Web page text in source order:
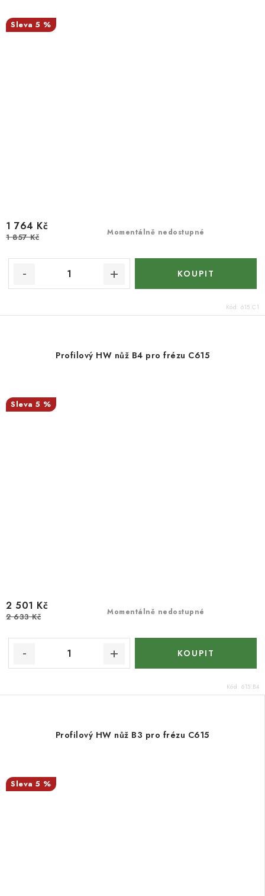
5 %
Momentálně nedostupné
1 764 Kč
1 857 Kč
Kód: 615.C1
Profilový HW nůž B4 pro frézu C615
5 %
Momentálně nedostupné
2 501 Kč
2 633 Kč
Kód: 615.B4
Profilový HW nůž B3 pro frézu C615
5 %